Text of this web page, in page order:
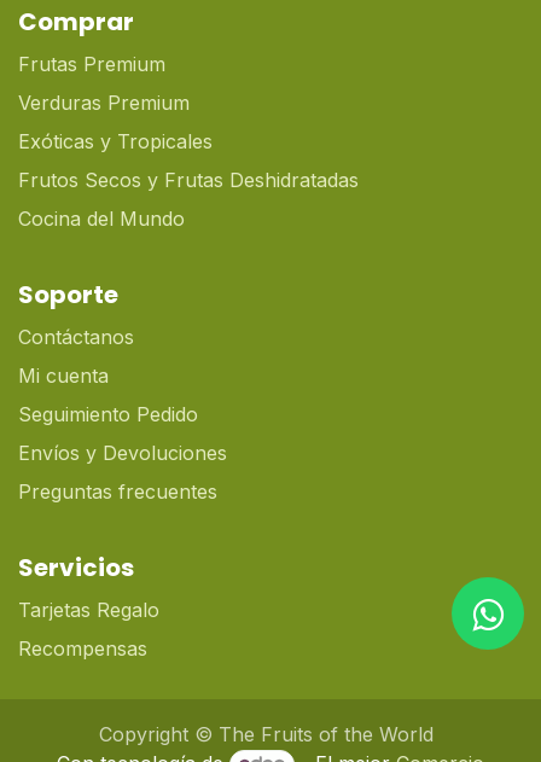
Comprar
Frutas Premium
Verduras Premium
Exóticas y Tropicales
Frutos Secos y Frutas Deshidratadas
Cocina del Mundo
Soporte
Contáctanos
Mi cuenta
Seguimiento Pedido
Envíos y Devoluciones
Preguntas frecuentes
Servicios
Tarjetas Regalo
Recompensas
Copyright © The Fruits of the World